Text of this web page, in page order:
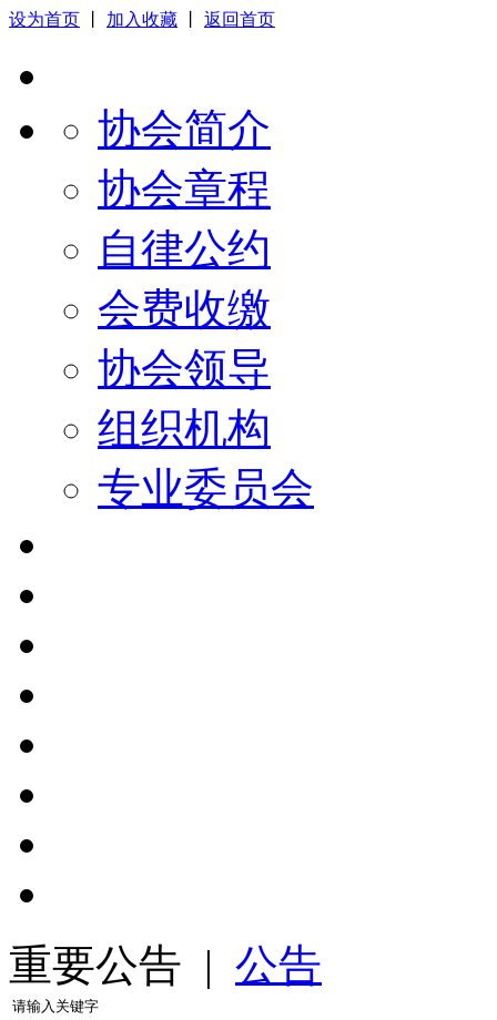
设为首页 加入收藏 返回首页
协会简介
协会章程
自律公约
会费收缴
协会领导
组织机构
专业委员会
重要公告 | 公告